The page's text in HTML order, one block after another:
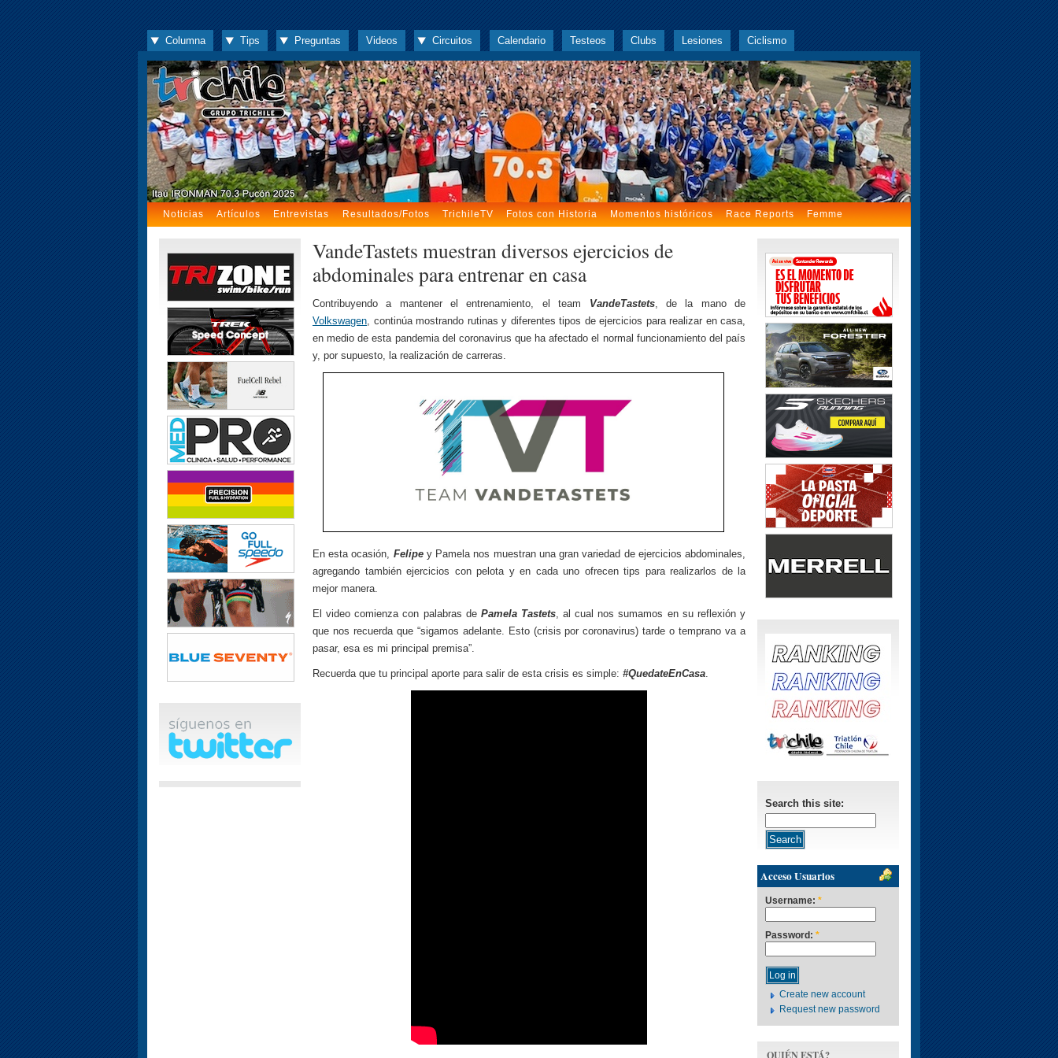
Columna Tips Preguntas Videos Circuitos Calendario Testeos Clubs Lesiones Ciclismo
Noticias Artículos Entrevistas Resultados/Fotos TrichileTV Fotos con Historia Momentos históricos Race Reports Femme
VandeTastets muestran diversos ejercicios de
abdominales para entrenar en casa
Contribuyendo a mantener el entrenamiento, el team VandeTastets, de la mano de
Volkswagen, continúa mostrando rutinas y diferentes tipos de ejercicios para realizar en casa,
en medio de esta pandemia del coronavirus que ha afectado el normal funcionamiento del país
y, por supuesto, la realización de carreras.
En esta ocasión, Felipey Pamela nos muestran una gran variedad de ejercicios abdominales,
agregando también ejercicios con pelota y en cada uno ofrecen tips para realizarlos de la
mejor manera.
El video comienza con palabras de Pamela Tastets, al cual nos sumamos en su reflexión y
que nos recuerda que “sigamos adelante. Esto (crisis por coronavirus) tarde o temprano va a
pasar, esa es mi principal premisa”.
Recuerda que tu principal aporte para salir de esta crisis es simple: #QuedateEnCasa
Search this site:
Acceso Usuarios
Username: *
Password: *
Create new account
Request new password
QUIÉN ESTÁ?